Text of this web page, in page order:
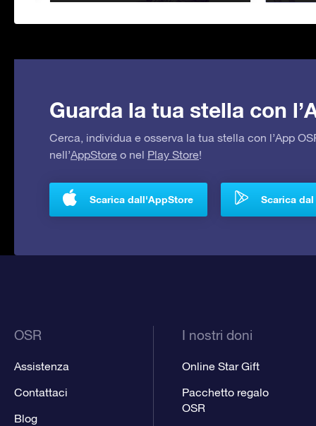
Guarda la tua stella con
Cerca, individua e osserva la tua stella con l’App
nell’AppStore o nel Play Store!
Scarica dall'AppStore Scarica
OSR
Assistenza
Contattaci
Blog
I nostri doni
Online Star Gift
Pacchetto regalo
OSR